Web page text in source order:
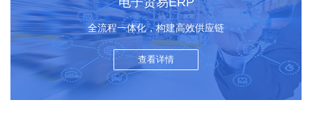
全流程一体化，构建高效供应链
查看详情